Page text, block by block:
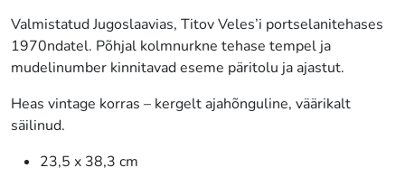
Valmistatud Jugoslaavias, Titov Veles’i portselanitehases
1970ndatel. Põhjal kolmnurkne tehase tempel ja
mudelinumber kinnitavad eseme päritolu ja ajastut.
Heas vintage korras – kergelt ajahõnguline, väärikalt
säilinud.
23,5 x 38,3 cm